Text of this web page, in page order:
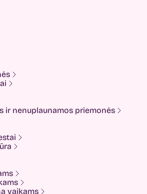
ir nenuplaunamos priemonės
vaikams